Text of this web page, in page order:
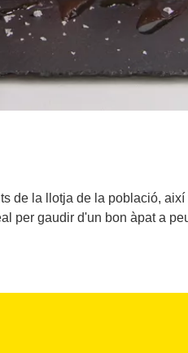
de la llotja de la població,
per gaudir d'un bon àpat a